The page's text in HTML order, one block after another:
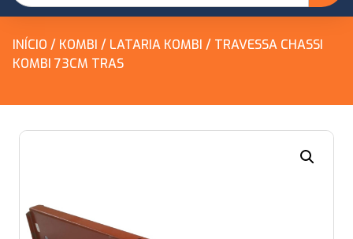
INÍCIO / KOMBI / LATARIA KOMBI / TRAVESSA CHASSI
KOMBI 73CM TRAS